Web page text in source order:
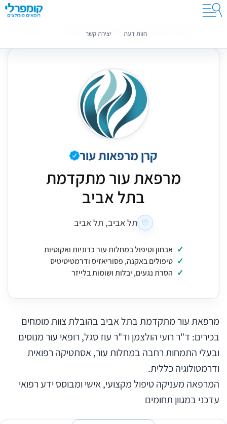
קומפרלי מסייעת לך לבחור רופאים מומלצים
חוות דעת יצירת קשר
קרן מרפאות עור
מרפאת עור מתקדמת
בתל אביב
תל אביב, תל אביב
אבחון וטיפול במחלות עור כרוניות ואקוטיות
טיפולים באקנה, פסוריאזיס ודרמטיטיטיס
הסרת נגעים, יבלות ושומות בלייזר
מרפאת עור מתקדמת בתל אביב בהובלת צוות מומחים
בכירים: ד"ר רועי הולצמן וד"ר עוז סגל, רופאי עור מנוסים
ובעלי התמחות רחבה במחלות עור, אסתטיקה רפואית
ודרמטולוגיה כללית.
המרפאה מעניקה טיפול מקצועי, אישי ומבוסס ידע רפואי
עדכני במגוון תחומים